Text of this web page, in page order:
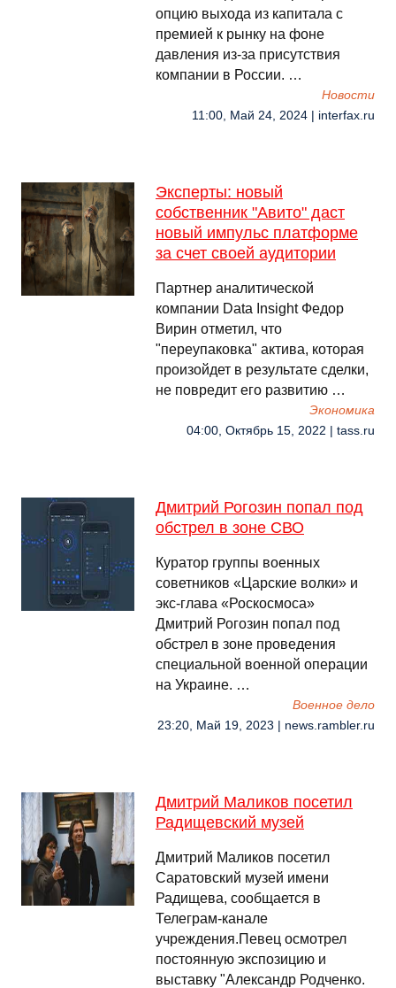
опцию выхода из капитала с
премией к рынку на фоне
давления из-за присутствия
компании в России. …
Новости
11:00, Май 24, 2024 | interfax.ru
Эксперты: новый
собственник "Авито" даст
новый импульс платформе
за счет своей аудитории
Партнер аналитической
компании Data Insight Федор
Вирин отметил, что
"переупаковка" актива, которая
произойдет в результате сделки,
не повредит его развитию …
Экономика
04:00, Октябрь 15, 2022 | tass.ru
Дмитрий Рогозин попал под
обстрел в зоне СВО
Куратор группы военных
советников «Царские волки» и
экс-глава «Роскосмоса»
Дмитрий Рогозин попал под
обстрел в зоне проведения
специальной военной операции
на Украине. …
Военное дело
23:20, Май 19, 2023 | news.rambler.ru
Дмитрий Маликов посетил
Радищевский музей
Дмитрий Маликов посетил
Саратовский музей имени
Радищева, сообщается в
Телеграм-канале
учреждения.Певец осмотрел
постоянную экспозицию и
выставку "Александр Родченко.